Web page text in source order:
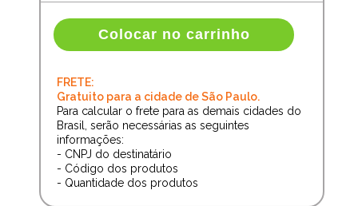
Colocar no carrinho
FRETE:
Gratuito para a cidade de São Paulo.
Para calcular o frete para as demais cidades do
Brasil, serão necessárias as seguintes
informações:
- CNPJ do destinatário
- Código dos produtos
- Quantidade dos produtos